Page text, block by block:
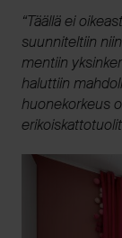
“Täällä ei
suunniteltiin
mentiin
haluttiin
huonekorkeus